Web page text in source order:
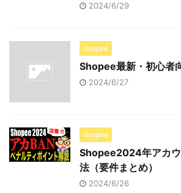
2024/6/29
shopee
Shopee最新・初心者
2024/6/27
shopee
Shopee2024年アカ
法（要件まとめ）
2024/6/26